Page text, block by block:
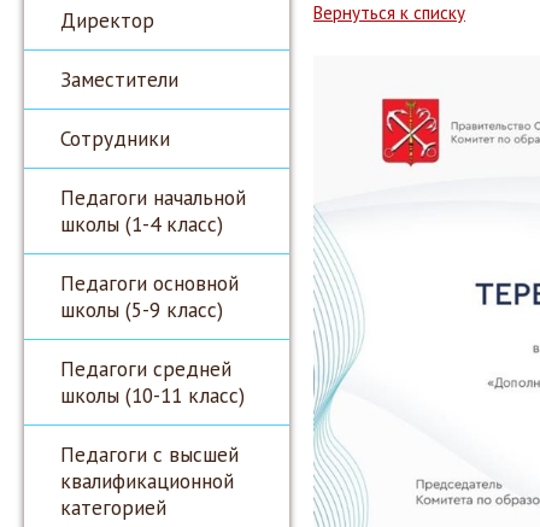
Директор
Заместители
Сотрудники
Педагоги начальной
школы (1-4 класс)
Педагоги основной
школы (5-9 класс)
Педагоги средней
школы (10-11 класс)
Педагоги с высшей
квалификационной
категорией
Вернуться к списку